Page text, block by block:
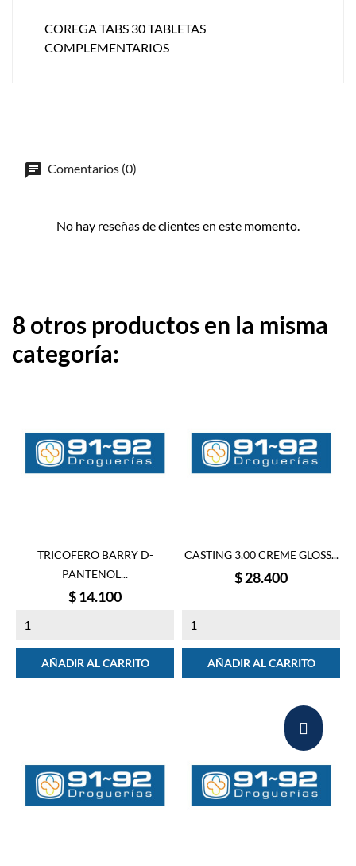
COREGA TABS 30 TABLETAS
COMPLEMENTARIOS
Comentarios (0)
No hay reseñas de clientes en este momento.
8 otros productos en la misma
categoría:
TRICOFERO BARRY D-
PANTENOL...
Precio
$ 14.100
AÑADIR AL CARRITO
CASTING 3.00 CREME GLOSS...
Precio
$ 28.400
AÑADIR AL CARRITO